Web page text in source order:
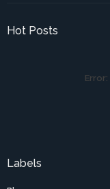
Hot Posts
Error:
Labels